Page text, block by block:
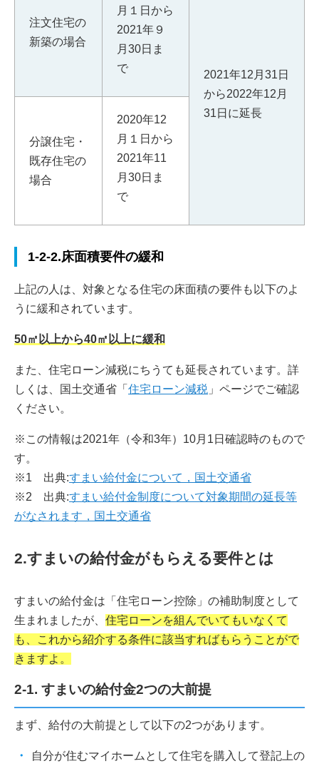
注文住宅の
新築の場合
月１日から
2021年９
月30日ま
で
2021年12月31日
から2022年12月
31日に延長
分譲住宅・
既存住宅の
場合
2020年12
月１日から
2021年11
月30日ま
で
1-2-2.床面積要件の緩和
上記の人は、対象となる住宅の床面積の要件も以下のよ
うに緩和されています。
50㎡以上から40㎡以上に緩和
また、住宅ローン減税にちうても延長されています。詳
しくは、国土交通省「 住宅ローン減税 」ページでご確認
ください。
※この情報は2021年（令和3年）10月1日確認時のもので
す。
※1 出典:すまい給付金について，国土交通省
※2 出典:すまい給付金制度について対象期間の延長等
がなされます，国土交通省
2.すまいの給付金がもらえる要件とは
すまいの給付金は「住宅ローン控除」の補助制度として
生まれましたが、 住宅ローンを組んでいてもいなくて
も、これから紹介する条件に該当すればもらうことがで
きますよ。
2-1. すまいの給付金2つの大前提
まず、給付の大前提として以下の2つがあります。
自分が住むマイホームとして住宅を購入して登記上の